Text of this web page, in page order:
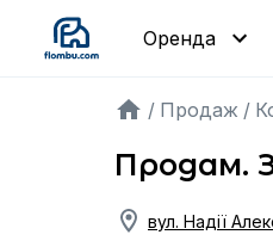
Оренда
/ Продаж /
Продам.
вул. Надії